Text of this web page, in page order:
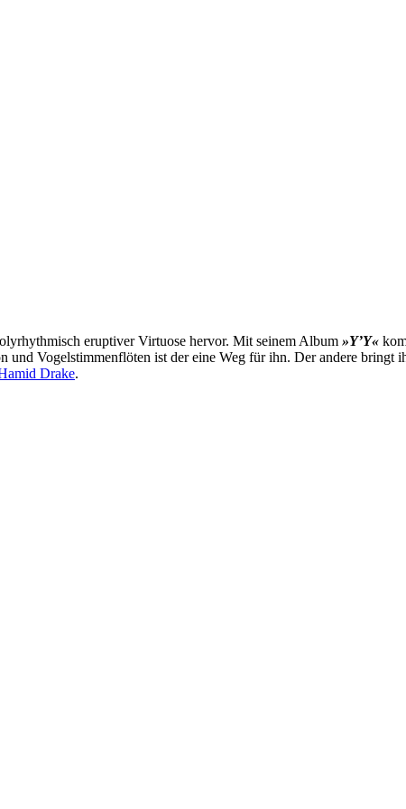
eruptiver Virtuose hervor. Mit seinem Album »Y’Y«
und Vogelstimmenflöten ist der eine Weg für ihn. Der andere
Drake.